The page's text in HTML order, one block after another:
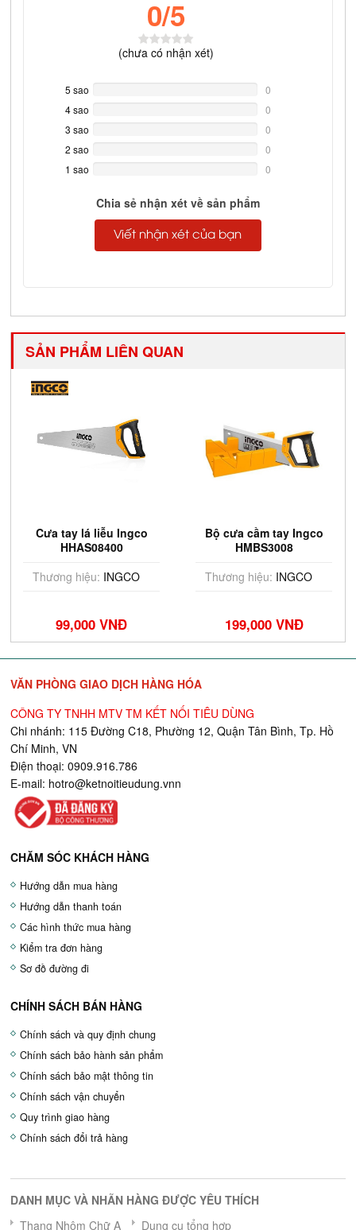
0/5
(chưa có nhận xét)
5 sao
Complete
0
4 sao
Complete
0
3 sao
Complete
0
2 sao
Complete
0
1 sao
0
Chia sẻ nhận xét về sản phẩm
Viết nhận xét của bạn
SẢN PHẨM LIÊN QUAN
Cưa tay lá liễu Ingco
HHAS08400
Thương hiệu: INGCO
99,000 VNĐ
Bộ cưa cầm tay Ingco
HMBS3008
Thương hiệu: INGCO
199,000 VNĐ
VĂN PHÒNG GIAO DỊCH HÀNG HÓA
CÔNG TY TNHH MTV TM KẾT NỐI TIÊU DÙNG
Chi nhánh: 115 Đường C18, Phường 12, Quận Tân Bình, Tp. Hồ
Chí Minh, VN
Điện thoại: 0909.916.786
E-mail: hotro@ketnoitieudung.vnn
CHĂM SÓC KHÁCH HÀNG
Hướng dẫn mua hàng
Hướng dẫn thanh toán
Các hình thức mua hàng
Kiểm tra đơn hàng
Sơ đồ đường đi
CHÍNH SÁCH BÁN HÀNG
Chính sách và quy định chung
Chính sách bảo hành sản phẩm
Chính sách bảo mật thông tin
Chính sách vận chuyển
Quy trình giao hàng
Chính sách đổi trả hàng
DANH MỤC VÀ NHÃN HÀNG ĐƯỢC YÊU THÍCH
Thang Nhôm Chữ A
Dụng cụ tổng hợp